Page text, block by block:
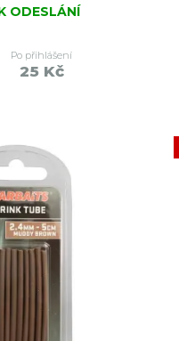
ODESLÁNÍ
Po přihlášení
25 Kč